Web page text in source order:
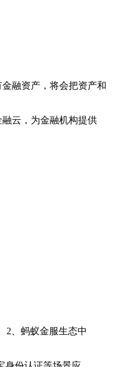
融资产，将会把资产和
云，为金融机构提供
2、蚂蚁金服生态中